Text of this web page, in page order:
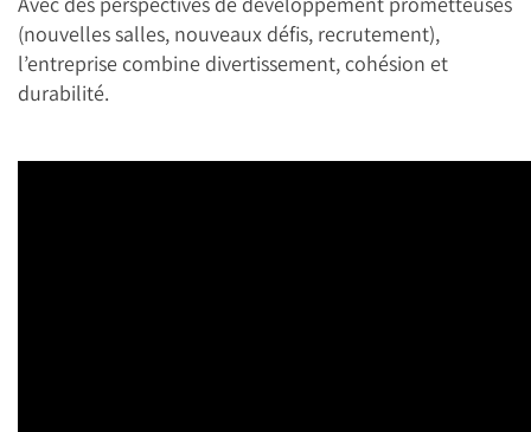
(nouvelles salles, nouveaux défis, recrutement),
l’entreprise combine divertissement, cohésion et
durabilité.